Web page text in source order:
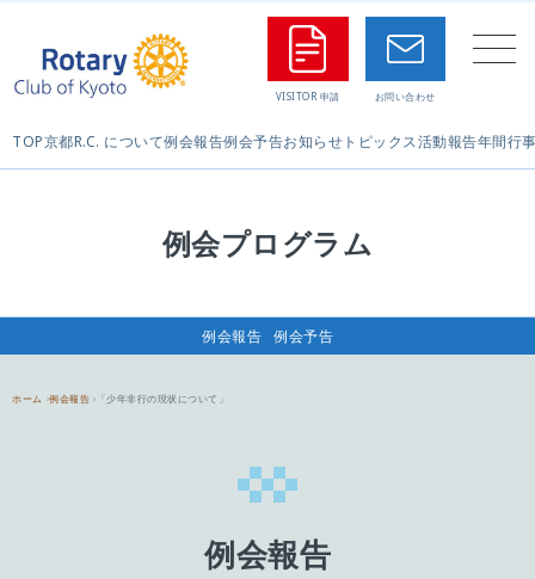
TOP京都R.C. について例会報告例会予告お知らせ トピックス活動報告年間行
例会プログラム
例会報告 例会予告
ホーム 例会報告 「少年非行の現状について」
例会報告